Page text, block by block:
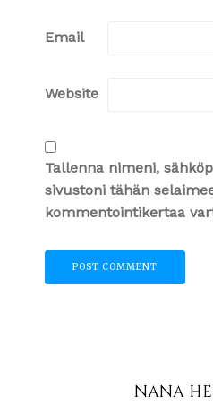
Email
Website
Tallenna nimeni,
sivustoni tähän
kommentointikertaa
NANA